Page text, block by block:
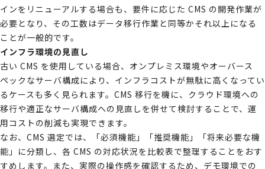
インをリニューアルする場合も、要件に応じた CMS の開発作業が
必要となり、その工数はデータ移行作業と同等かそれ以上になる
ことが一般的です。
インフラ環境の見直し
古い CMS を使用している場合、オンプレミス環境やオーバース
ペックなサーバ構成により、インフラコストが無駄に高くなってい
るケースも多く見られます。CMS 移行を機に、クラウド環境への
移行や適正なサーバ構成への見直しを併せて検討することで、運
用コストの削減も実現できます。
なお、CMS 選定では、「必須機能」「推奨機能」「将来必要な機
能」に分類し、各 CMS の対応状況を比較表で整理することをおす
すめします。また、実際の操作感を確認するため、デモ環境での